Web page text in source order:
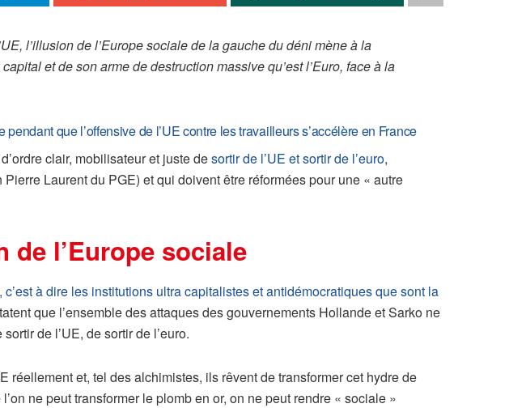
l’illusion de l’Europe sociale de la gauche du déni mène à la
et de son arme de destruction massive qu’est l’Euro, face à la
que l’offensive de l’UE contre les travailleurs s’accélère en France
clair, mobilisateur et juste desortir de l’UE et sortir de l’euro,
Laurent du PGE) et qui doivent être réformées pour une « autre
de l’Europe sociale
à dire les institutions ultra capitalistes et antidémocratiques que sont la
que l’ensemble des attaques des gouvernements Hollande et Sarko ne
de l’UE, de sortir de l’euro.
réellement et, tel des alchimistes, ils rêvent de transformer cet hydre de
ne peut transformer le plomb en or, on ne peut rendre « sociale »